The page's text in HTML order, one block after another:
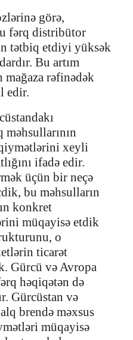
görə,
fərq distribütor
tətbiq etdiyi yüksək
Bu artım
mağaza rəfinədək
edir.
məhsullarının
xeyli
ifadə edir.
üçün bir neçə
bu məhsulların
konkret
müqayisə etdik
o
ticarət
Gürcü və Avropa
həqiqətən də
Gürcüstan və
brendə məxsus
müqayisə